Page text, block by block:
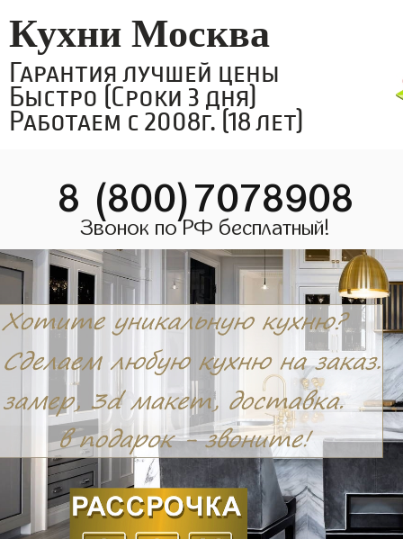
Кухни Москва
Гарантия лучшей цены
Быстро (Сроки 3 дня)
Работаем с 2008г. (18 лет)
8 (800)7078908
Звонок по РФ бесплатный!